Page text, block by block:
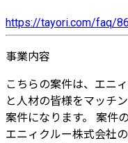
https://tayori.com/faq/
事業内容
こちらの案件は、エニ
と人材の皆様をマッチ
案件になります。 案件
エニィクルー株式会社